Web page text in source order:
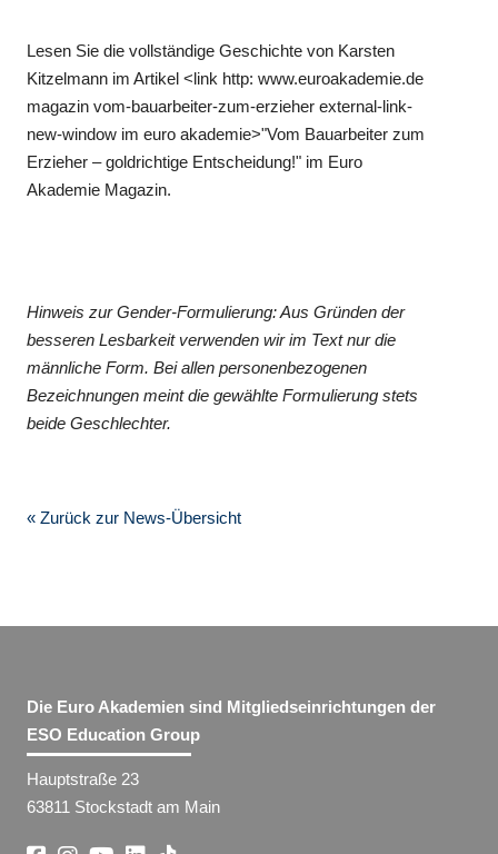
Lesen Sie die vollständige Geschichte von Karsten
Kitzelmann im Artikel <link http: www.euroakademie.de
magazin vom-bauarbeiter-zum-erzieher external-link-
new-window im euro akademie>"Vom Bauarbeiter zum
Erzieher – goldrichtige Entscheidung!" im Euro
Akademie Magazin.
Hinweis zur Gender-Formulierung: Aus Gründen der
besseren Lesbarkeit verwenden wir im Text nur die
männliche Form. Bei allen personenbezogenen
Bezeichnungen meint die gewählte Formulierung stets
beide Geschlechter.
« Zurück zur News-Übersicht
Die Euro Akademien sind Mitgliedseinrichtungen der
ESO Education Group
Hauptstraße 23
63811 Stockstadt am Main